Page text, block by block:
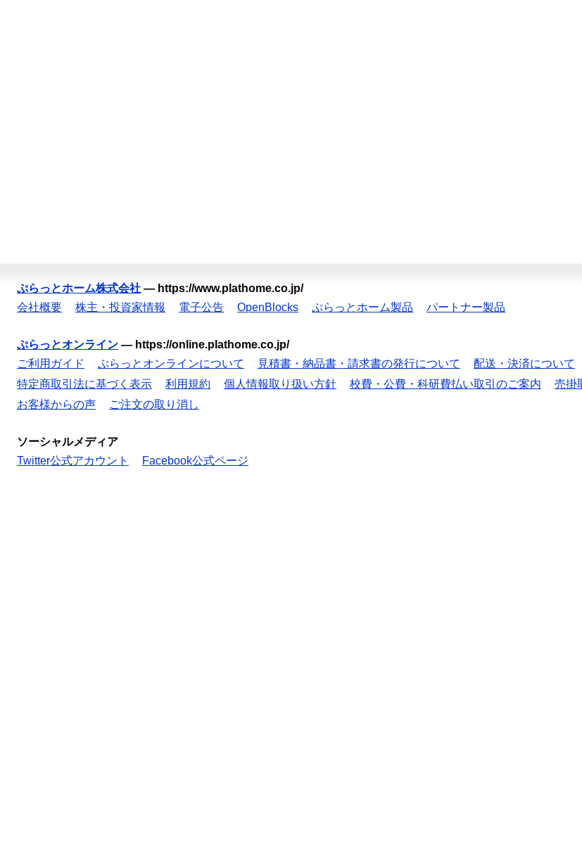
ぷらっとホーム株式会社 — https://www.plathome.co.jp/
会社概要
株主・投資家情報 電子公告 OpenBlocks ぷらっとホーム製品 パートナー製品
ぷらっとオンライン — https://online.plathome.co.jp/
ご利用ガイド
ぷらっとオンラインについて 見積書・納品書・請求書の発行について 配送・決済について
特定商取引法に基づく表示
利用規約 個人情報取り扱い方針 校費・公費・科研費払い取引のご案内 売掛
お客様からの声
ご注文の取り消し
ソーシャルメディア
Twitter公式アカウント
Facebook公式ページ